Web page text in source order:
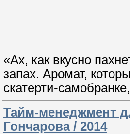
«Ах, как вкусно
запах. Аромат,
скатерти-
Тайм-менеджмент
Гончарова / 2014